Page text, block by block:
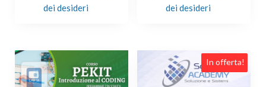
dei desideri
dei desideri
In offerta!